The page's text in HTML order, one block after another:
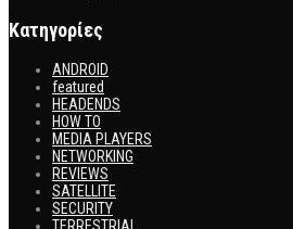
Kατηγορίες
ANDROID
featured
HEADENDS
HOW TO
MEDIA PLAYERS
NETWORKING
REVIEWS
SATELLITE
SECURITY
TERRESTRIAL